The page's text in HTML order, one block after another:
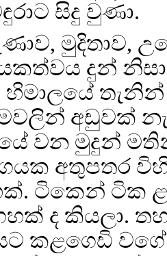
සිදු වුණා.
මුදිතාව,
දුන්
අඩුවක්
වන මුදුන්
අතුපතර
ටිකෙන් ටික
ද කියලා.
කළගෙඩි වගේ